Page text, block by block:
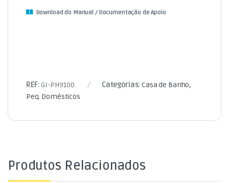
Download do Manual / Documentação de Apoio
REF:GI-PH9100 Categorias:Casa de Banho,
Peq. Domésticos
Produtos Relacionados